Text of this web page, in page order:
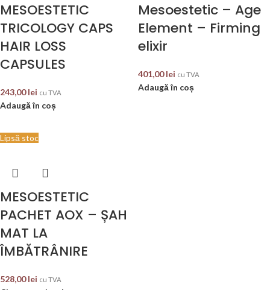
MESOESTETIC
TRICOLOGY CAPS
HAIR LOSS
CAPSULES
243,00lei cu TVA
Adaugă în coș
Mesoestetic – Age
Element – Firming
elixir
401,00lei cu TVA
Adaugă în coș
Lipsă stoc
MESOESTETIC
PACHET AOX – ȘAH
MAT LA
ÎMBĂTRÂNIRE
528,00lei cu TVA